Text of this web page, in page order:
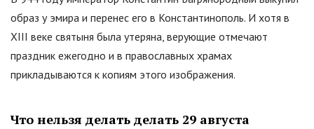
образ у эмира и перенес его в Константинополь. И хотя в
XIII веке святыня была утеряна, верующие отмечают
праздник ежегодно и в православных храмах
прикладываются к копиям этого изображения.
Что нельзя делать делать 29 августа